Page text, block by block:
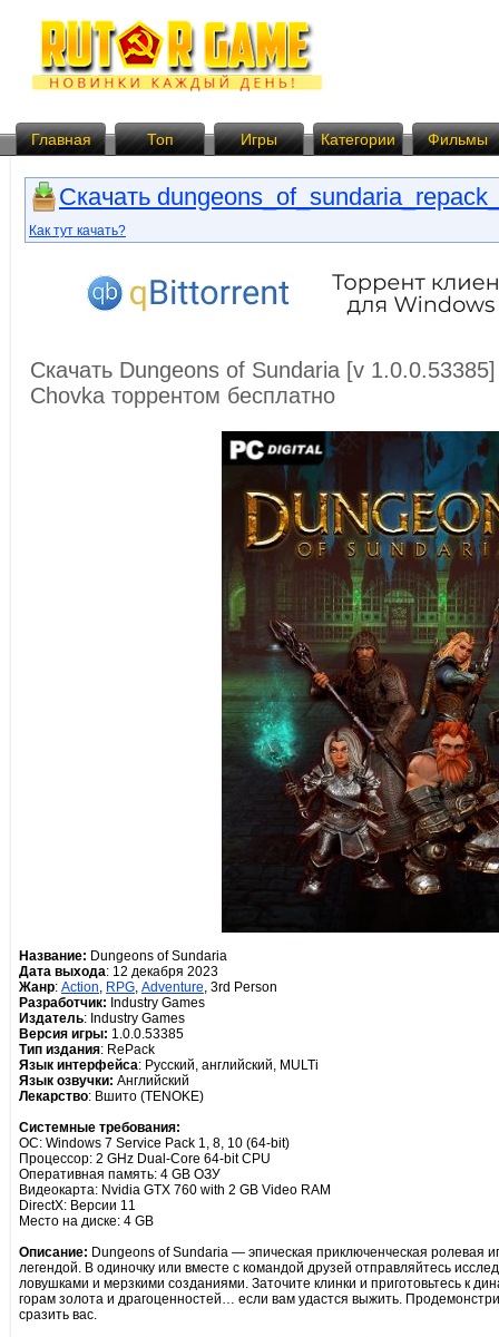
Главная Топ Игры Категории Фильмы
Скачать
Как тут качать?
Скачать Dungeons of Sundaria [v
Chovka торрентом бесплатно
Название: Dungeons of Sundaria
Дата выхода: 12 декабря 2023
Жанр: Action, RPG, Adventure, 3rd Person
Разработчик: Industry Games
Издатель: Industry Games
Версия игры: 1.0.0.53385
Тип издания: RePack
Язык интерфейса: Русский, английский, MULTi
Язык озвучки: Английский
Лекарство: Вшито (TENOKE)
Системные требования:
ОС: Windows 7 Service Pack 1, 8, 10 (64-bit)
Процессор: 2 GHz Dual-Core 64-bit CPU
Оперативная память: 4 GB ОЗУ
Видеокарта: Nvidia GTX 760 with 2 GB Video RAM
DirectX: Версии 11
Место на диске: 4 GB
Описание: Dungeons of Sundaria — эпическая приключенческая ролевая
легендой. В одиночку или вместе с командой друзей отправляйтесь
ловушками и мерзкими созданиями. Заточите клинки и приготовьтесь к
горам золота и драгоценностей… если вам удастся выжить.
сразить вас.